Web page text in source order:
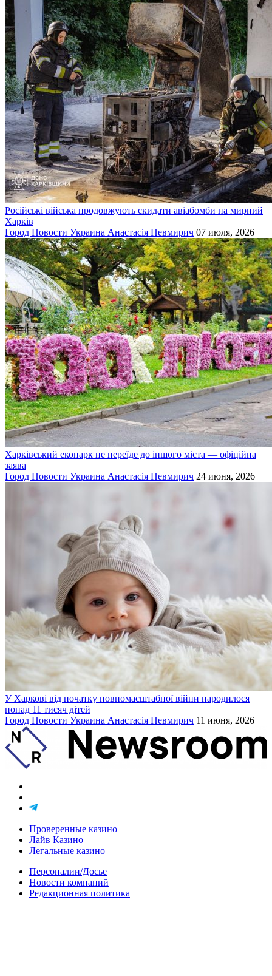
Російські війська продовжують скидати авіабомби на мирний
Харків
Город Новости Украина Анастасія Невмирич 07 июля, 2026
Харківський екопарк не переїде до іншого міста — офіційна
заява
Город Новости Украина Анастасія Невмирич 24 июня, 2026
У Харкові від початку повномасштабної війни народилося
понад 11 тисяч дітей
Город Новости Украина Анастасія Невмирич 11 июня, 2026
Проверенные казино
Лайв Казино
Легальные казино
Персоналии/Досье
Новости компаний
Редакционная политика